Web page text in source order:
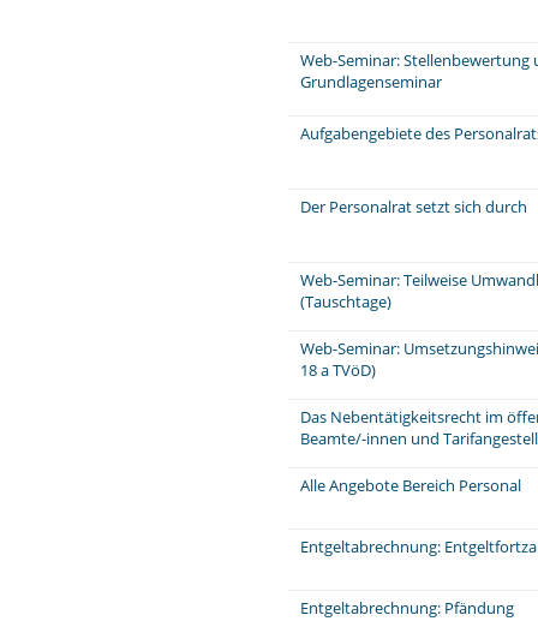
Web-Seminar: Stellenbewertung
Grundlagenseminar
Aufgabengebiete des
Der Personalrat setzt sich durch
Web-Seminar: Teilweise
(Tauschtage)
Web-Seminar:
18 a TVöD)
Das Nebentätigkeitsrecht im
Beamte/-innen und
Alle Angebote Bereich Personal
Entgeltabrechnung:
Entgeltabrechnung: Pfändung